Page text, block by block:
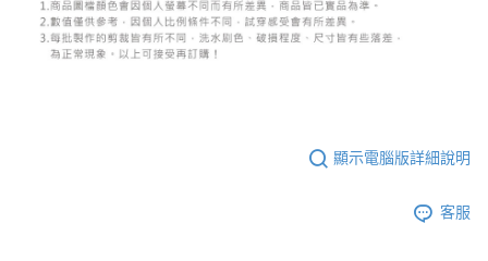
顯示電腦版詳細說明
客服